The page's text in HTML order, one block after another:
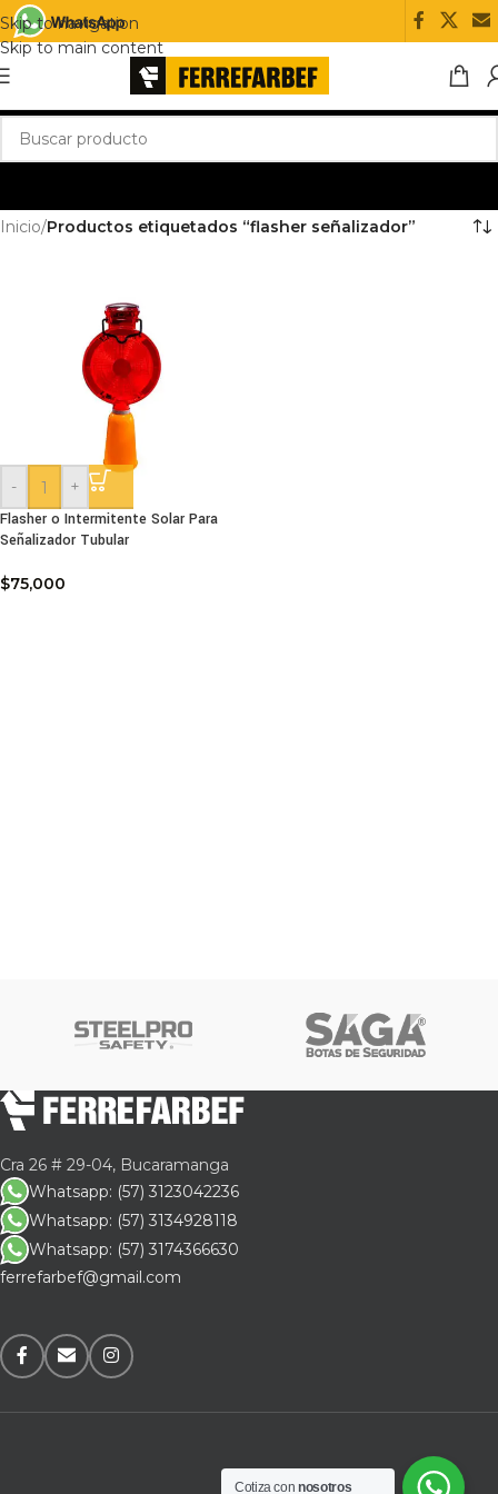
Skip to navigation
Skip to main content
Inicio/Productos etiquetados “flasher señalizador”
-
+
Flasher o Intermitente Solar Para
Señalizador Tubular
$75,000
Cra 26 # 29-04, Bucaramanga
Whatsapp: (57) 3123042236
Whatsapp: (57) 3134928118
Whatsapp: (57) 3174366630
ferrefarbef@gmail.com
Cotiza connosotros